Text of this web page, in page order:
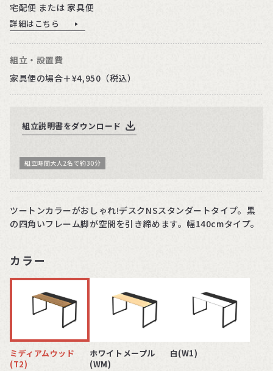
宅配便 または 家具便
詳細はこちら
組立・設置費
家具便の場合＋¥4,950（税込）
組立説明書をダウンロード
組立時間大人2名で約30分
ツートンカラーがおしゃれ!デスクNSスタンダートタイプ。黒
の四角いフレーム脚が空間を引き締めます。幅140cmタイプ。
カラー
ミディアムウッド
(T2)
ホワイトメープル
(WM)
白(W1)